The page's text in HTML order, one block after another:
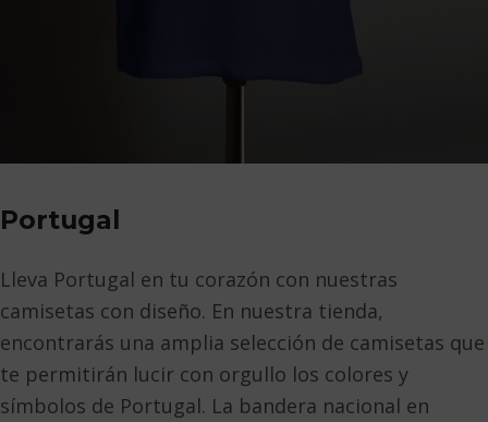
Portugal
Lleva Portugal en tu corazón con nuestras
camisetas con diseño. En nuestra tienda,
encontrarás una amplia selección de camisetas que
te permitirán lucir con orgullo los colores y
símbolos de Portugal. La bandera nacional en